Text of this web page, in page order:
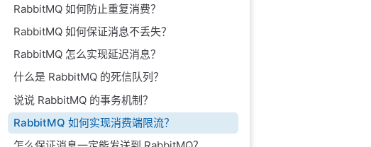
RabbitMQ 如何防止重复消费？
RabbitMQ 如何保证消息不丢失？
RabbitMQ 怎么实现延迟消息？
什么是 RabbitMQ 的死信队列？
说说 RabbitMQ 的事务机制？
RabbitMQ 如何实现消费端限流？